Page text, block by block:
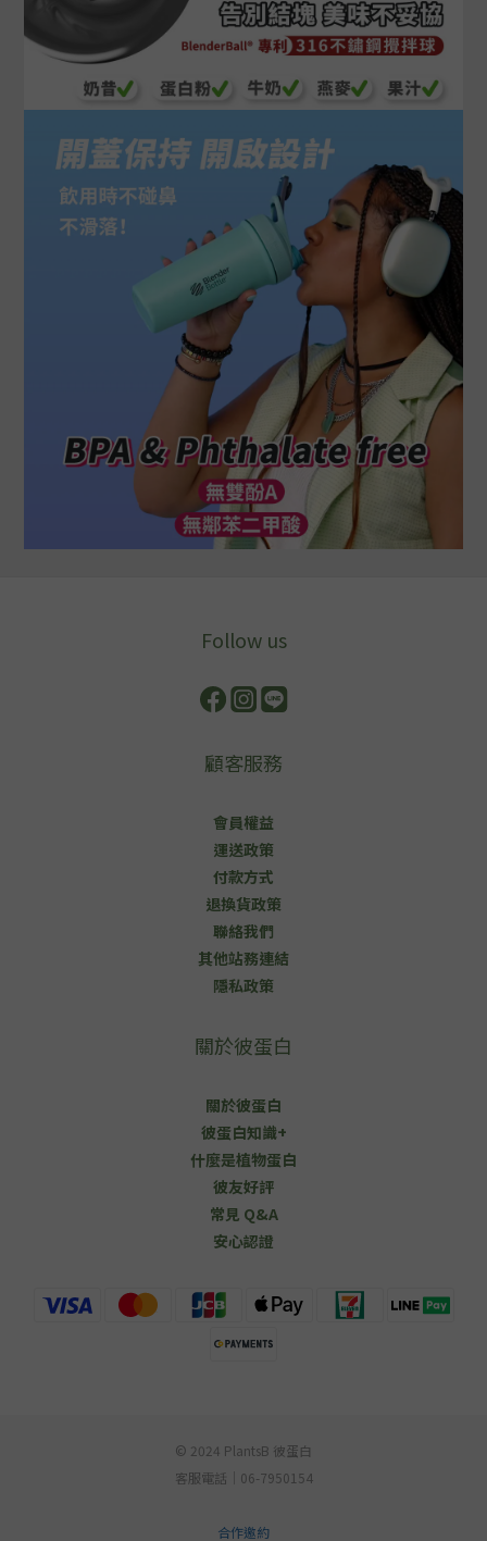
Follow us
顧客服務
會員權益
運送政策
付款方式
退換貨政策
聯絡我們
其他站務連結
隱私政策
關於彼蛋白
關於彼蛋白
彼蛋白知識+
什麼是植物蛋白
彼友好評
常見 Q&A
安心認證
© 2024 PlantsB 彼蛋白
客服電話｜06-7950154
合作邀約